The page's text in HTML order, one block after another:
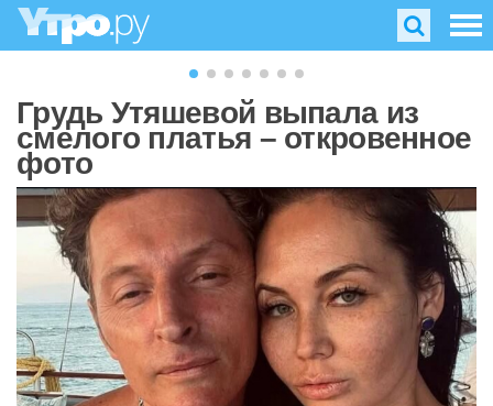
Грудь Утяшевой выпала из
смелого платья – откровенное
фото